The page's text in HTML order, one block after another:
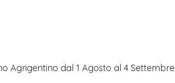
Agrigentino dal 1 Agosto al 4 Settembre